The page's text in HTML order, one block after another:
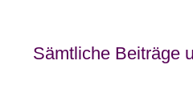
Sämtliche Beiträge